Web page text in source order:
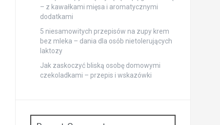
– z kawałkami mięsa i aromatycznymi
dodatkami
5 niesamowitych przepisów na zupy krem
bez mleka – dania dla osób nietolerujących
laktozy
Jak zaskoczyć bliską osobę domowymi
czekoladkami – przepis i wskazówki